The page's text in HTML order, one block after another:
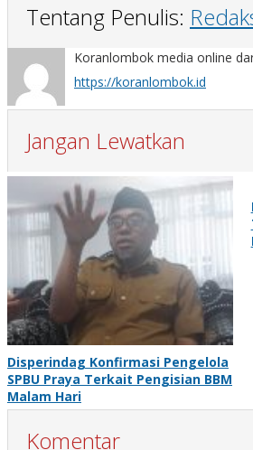
Tentang Penulis:
Koranlombok media online
https://koranlombok.id
Jangan Lewatkan
Disperindag Konfirmasi Pengelola
SPBU Praya Terkait Pengisian BBM
Malam Hari
Komentar